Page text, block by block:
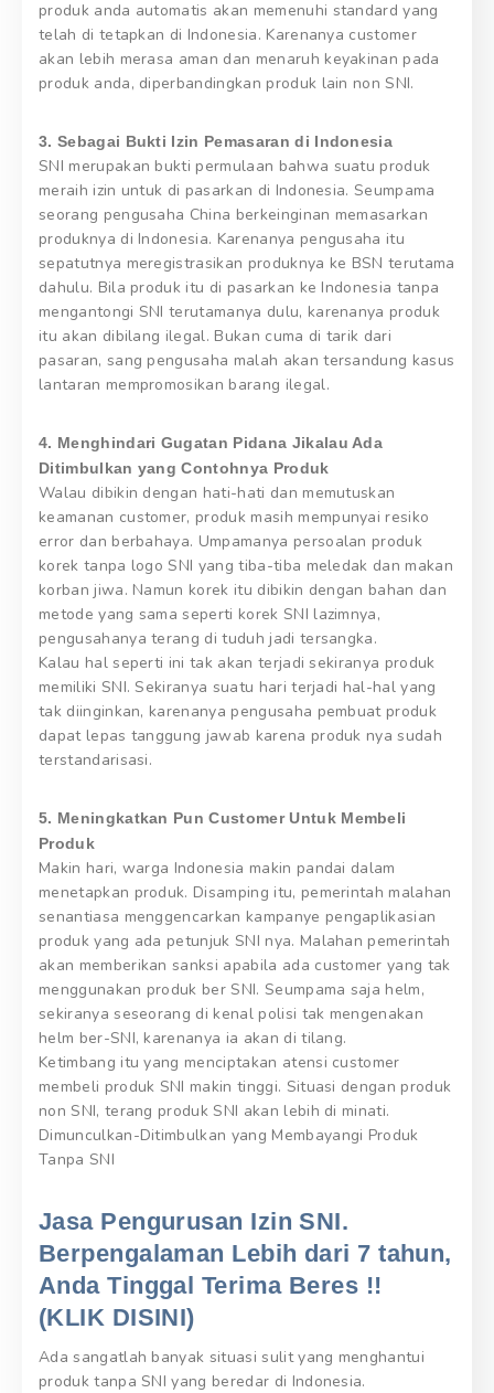
produk anda automatis akan memenuhi standard yang
telah di tetapkan di Indonesia. Karenanya customer
akan lebih merasa aman dan menaruh keyakinan pada
produk anda, diperbandingkan produk lain non SNI.
3. Sebagai Bukti Izin Pemasaran di Indonesia
SNI merupakan bukti permulaan bahwa suatu produk
meraih izin untuk di pasarkan di Indonesia. Seumpama
seorang pengusaha China berkeinginan memasarkan
produknya di Indonesia. Karenanya pengusaha itu
sepatutnya meregistrasikan produknya ke BSN terutama
dahulu. Bila produk itu di pasarkan ke Indonesia tanpa
mengantongi SNI terutamanya dulu, karenanya produk
itu akan dibilang ilegal. Bukan cuma di tarik dari
pasaran, sang pengusaha malah akan tersandung kasus
lantaran mempromosikan barang ilegal.
4. Menghindari Gugatan Pidana Jikalau Ada
Ditimbulkan yang Contohnya Produk
Walau dibikin dengan hati-hati dan memutuskan
keamanan customer, produk masih mempunyai resiko
error dan berbahaya. Umpamanya persoalan produk
korek tanpa logo SNI yang tiba-tiba meledak dan makan
korban jiwa. Namun korek itu dibikin dengan bahan dan
metode yang sama seperti korek SNI lazimnya,
pengusahanya terang di tuduh jadi tersangka.
Kalau hal seperti ini tak akan terjadi sekiranya produk
memiliki SNI. Sekiranya suatu hari terjadi hal-hal yang
tak diinginkan, karenanya pengusaha pembuat produk
dapat lepas tanggung jawab karena produk nya sudah
terstandarisasi.
5. Meningkatkan Pun Customer Untuk Membeli
Produk
Makin hari, warga Indonesia makin pandai dalam
menetapkan produk. Disamping itu, pemerintah malahan
senantiasa menggencarkan kampanye pengaplikasian
produk yang ada petunjuk SNI nya. Malahan pemerintah
akan memberikan sanksi apabila ada customer yang tak
menggunakan produk ber SNI. Seumpama saja helm,
sekiranya seseorang di kenal polisi tak mengenakan
helm ber-SNI, karenanya ia akan di tilang.
Ketimbang itu yang menciptakan atensi customer
membeli produk SNI makin tinggi. Situasi dengan produk
non SNI, terang produk SNI akan lebih di minati.
Dimunculkan-Ditimbulkan yang Membayangi Produk
Tanpa SNI
Jasa Pengurusan Izin SNI.
Berpengalaman Lebih dari 7 tahun,
Anda Tinggal Terima Beres !!
(KLIK DISINI)
Ada sangatlah banyak situasi sulit yang menghantui
produk tanpa SNI yang beredar di Indonesia.